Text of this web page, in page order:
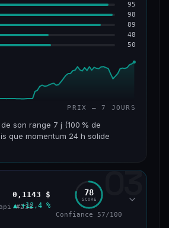
43/100
95
98
89
48
50
PRIX — 7 JOURS
son range 7 j (100 % de
que momentum 24 h solide
VOLUME 24 H
VAR. 30 J
+211,4 %
03
#238
0,1143 $
▲ +12,4 %
78
SCORE
Confiance 57/100